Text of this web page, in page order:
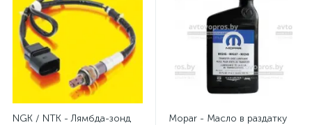
NGK / NTK - Лямбда-зонд
Mopar - Масло в раздатку